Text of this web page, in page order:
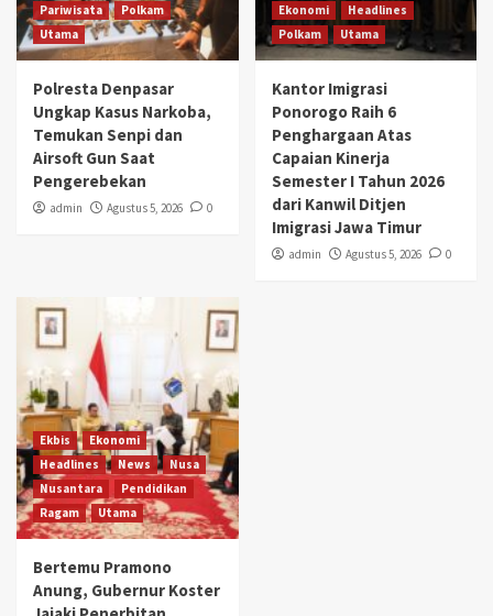
Pariwisata
Polkam
Utama
Polresta Denpasar
Ungkap Kasus Narkoba,
Temukan Senpi dan
Airsoft Gun Saat
Pengerebekan
admin Agustus 5, 2026 0
Ekonomi
Headlines
Polkam
Utama
Kantor Imigrasi
Ponorogo Raih 6
Penghargaan Atas
Capaian Kinerja
Semester I Tahun 2026
dari Kanwil Ditjen
Imigrasi Jawa Timur
admin Agustus 5, 2026 0
Ekbis
Ekonomi
Headlines
News
Nusa
Nusantara
Pendidikan
Ragam
Utama
Bertemu Pramono
Anung, Gubernur Koster